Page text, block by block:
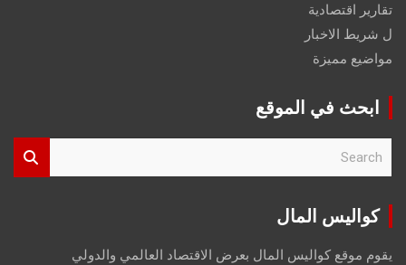
تقارير اقتصادية
ل شريط الاخبار
مواضيع مميزة
ابحث في الموقع
r
كواليس المال
يقوم موقع كواليس المال بعرض الاقتصاد العالمي والدولي